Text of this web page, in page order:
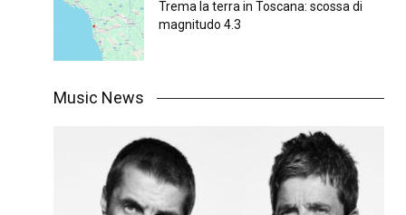
Trema la terra in Toscana: scossa di
magnitudo 4.3
Music News